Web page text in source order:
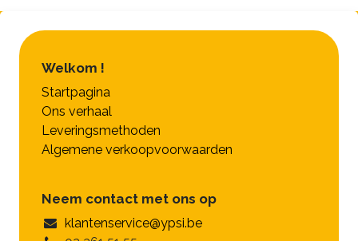
Welkom !
Startpagina
Ons verhaal
Leveringsmethoden
Algemene verkoopvoorwaarden
Neem contact met ons op
klantenservice@ypsi.be